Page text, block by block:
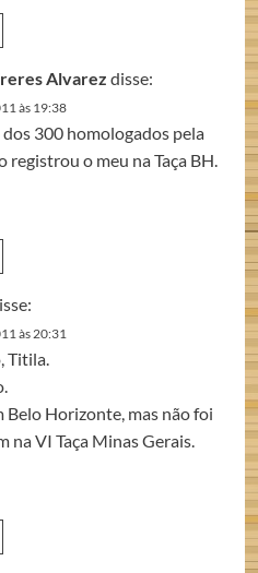
Alvarez disse:
às 19:38
dos 300 homologados pela
registrou o meu na Taça BH.
às 20:31
Titila.
Belo Horizonte, mas não foi
na VI Taça Minas Gerais.